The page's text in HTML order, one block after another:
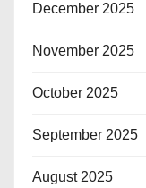
December 2025
November 2025
October 2025
September 2025
August 2025